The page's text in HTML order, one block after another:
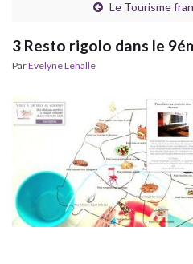
Le Tourisme
3 Resto rigolo dans le
ParEvelyne Lehalle